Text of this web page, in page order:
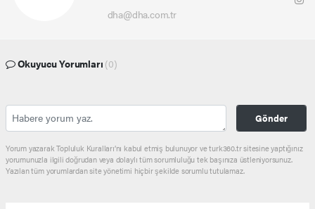
dha@dha.com.tr
Okuyucu Yorumları (0)
Gönder
Yorum yazarak Topluluk Kuralları’nı kabul etmiş bulunuyor ve turk360.tr sitesine yaptığınız
yorumunuzla ilgili doğrudan veya dolaylı tüm sorumluluğu tek başınıza üstleniyorsunuz.
Yazılan tüm yorumlardan site yönetimi hiçbir şekilde sorumlu tutulamaz.